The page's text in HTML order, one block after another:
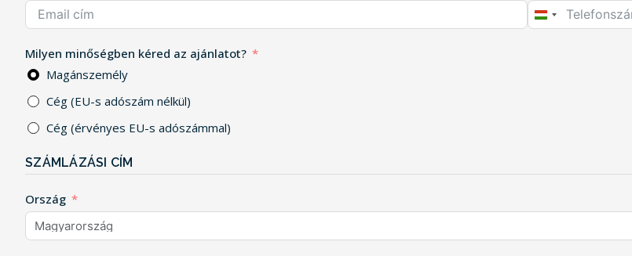
HUNGARY
Milyen minőségben kéred az ajánlatot?
Magánszemély
Cég (EU-s adószám nélkül)
Cég (érvényes EU-s adószámmal)
SZÁMLÁZÁSI CÍM
Ország